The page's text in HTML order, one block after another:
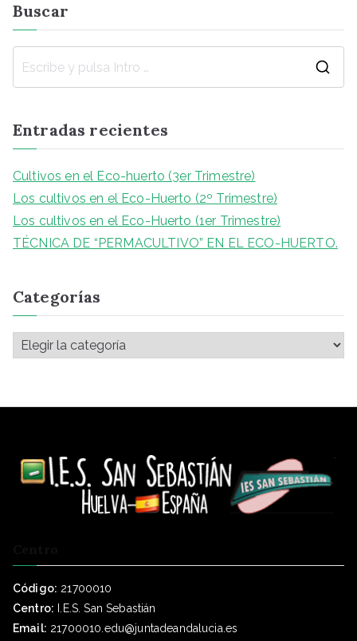
Buscar
Entradas recientes
Cultivos en el Eco-huerto (3er Trimestre)
Los cultivos en el Eco-Huerto (2º Trimestre)
Los cultivos en el Eco-Huerto (1er Trimestre)
TÉCNICA DE “PERMACULTIVO” EN EL ECO-HUERTO.
Categorías
Código: 21700010
Centro: I.E.S. San Sebastián
Email: 21700010.edu@juntadeandalucia.es